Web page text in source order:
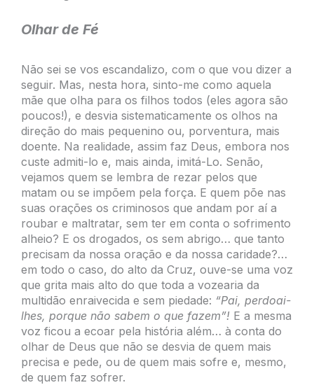
Olhar de Fé
Não sei se vos escandalizo, com o que vou dizer a
seguir. Mas, nesta hora, sinto-me como aquela
mãe que olha para os filhos todos (eles agora são
poucos!), e desvia sistematicamente os olhos na
direção do mais pequenino ou, porventura, mais
doente. Na realidade, assim faz Deus, embora nos
custe admiti-lo e, mais ainda, imitá-Lo. Senão,
vejamos quem se lembra de rezar pelos que
matam ou se impõem pela força. E quem põe nas
suas orações os criminosos que andam por aí a
roubar e maltratar, sem ter em conta o sofrimento
alheio? E os drogados, os sem abrigo… que tanto
precisam da nossa oração e da nossa caridade?…
em todo o caso, do alto da Cruz, ouve-se uma voz
que grita mais alto do que toda a vozearia da
multidão enraivecida e sem piedade: “Pai, perdoai-
lhes, porque não sabem o que fazem”! E a mesma
voz ficou a ecoar pela história além… à conta do
olhar de Deus que não se desvia de quem mais
precisa e pede, ou de quem mais sofre e, mesmo,
de quem faz sofrer.